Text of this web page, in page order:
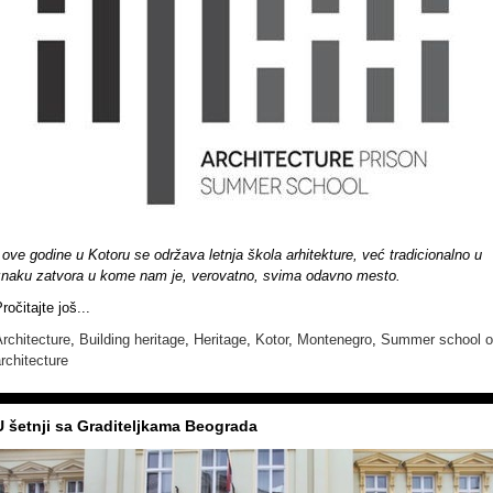
godine u Kotoru se održava letnja škola arhitekture, već tradicionalno u
zatvora u kome nam je, verovatno, svima odavno mesto.
još...
, Building heritage, Heritage, Kotor, Montenegro, Summer school
šetnji sa Graditeljkama Beograda